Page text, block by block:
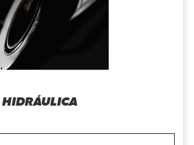
HIDRÁULICA